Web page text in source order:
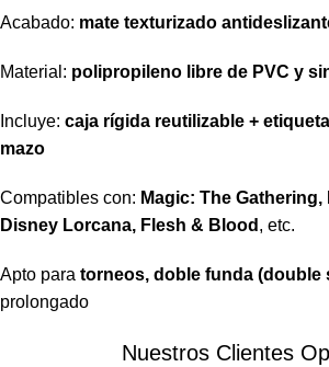
Acabado: mate texturizado
Material: polipropileno libre de PVC y
Incluye: caja rígida reutilizable +
mazo
Compatibles con: Magic: The Gathering,
Disney Lorcana, Flesh & Blood , etc.
Apto para torneos, doble funda (double
prolongado
Nuestros Clientes